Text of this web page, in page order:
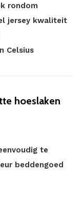
rondom
jersey kwaliteit
Celsius
hoeslaken
te
beddengoed